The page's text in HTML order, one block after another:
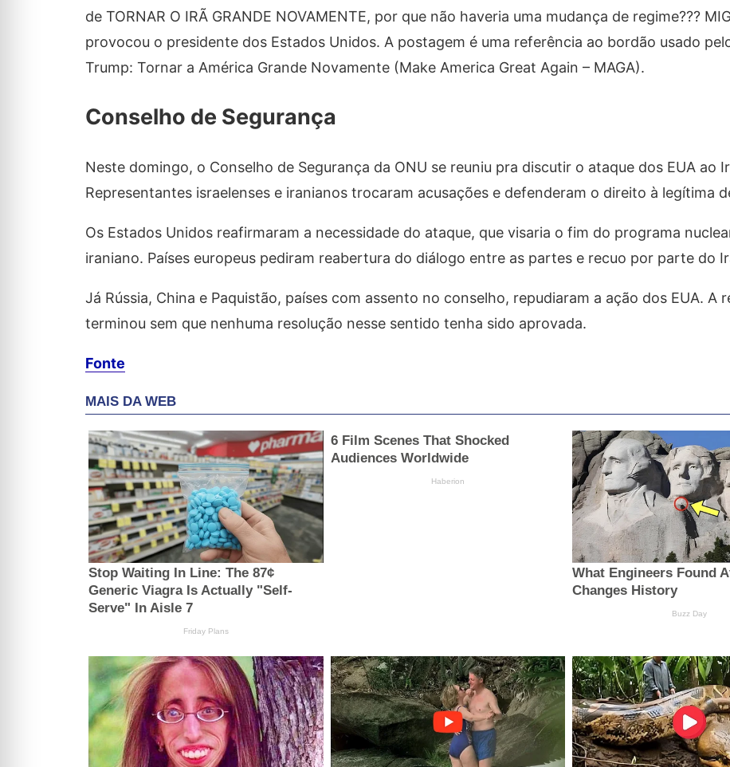
de TORNAR O IRÃ GRANDE NOVAMENTE, por que não haveria uma mudança de regime???
provocou o presidente dos Estados Unidos. A postagem é uma referência ao bordão usado
Trump: Tornar a América Grande Novamente (Make America Great Again – MAGA).
Conselho de Segurança
Neste domingo, o Conselho de Segurança da ONU se reuniu pra discutir o ataque dos EUA ao
Representantes israelenses e iranianos trocaram acusações e defenderam o direito à legítima
Os Estados Unidos reafirmaram a necessidade do ataque, que visaria o fim do programa
iraniano. Países europeus pediram reabertura do diálogo entre as partes e recuo por parte do
Já Rússia, China e Paquistão, países com assento no conselho, repudiaram a ação dos EUA. A
terminou sem que nenhuma resolução nesse sentido tenha sido aprovada.
Fonte